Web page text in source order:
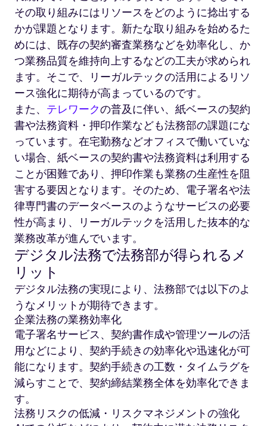
その取り組みにはリソースをどのように捻出する
かが課題となります。新たな取り組みを始めるた
めには、既存の契約審査業務などを効率化し、か
つ業務品質を維持向上するなどの工夫が求められ
ます。そこで、リーガルテックの活用によるリソ
ース強化に期待が高まっているのです。
また、 テレワークの普及に伴い、紙ベースの契約
書や法務資料・押印作業なども法務部の課題にな
っています。在宅勤務などオフィスで働いていな
い場合、紙ベースの契約書や法務資料は利用する
ことが困難であり、押印作業も業務の生産性を阻
害する要因となります。そのため、電子署名や法
律専門書のデータベースのようなサービスの必要
性が高まり、リーガルテックを活用した抜本的な
業務改革が進んでいます。
デジタル法務で法務部が得られるメ
リット
デジタル法務の実現により、法務部では以下のよ
うなメリットが期待できます。
企業法務の業務効率化
電子署名サービス、契約書作成や管理ツールの活
用などにより、契約手続きの効率化や迅速化が可
能になります。契約手続きの工数・タイムラグを
減らすことで、契約締結業務全体を効率化できま
す。
法務リスクの低減・リスクマネジメントの強化